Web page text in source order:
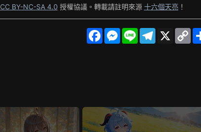
CC BY-NC-SA 4.0 授權協議。轉載請註明來源 十六個天亮！
F
M
L
T
X
C